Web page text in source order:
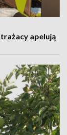
apelują